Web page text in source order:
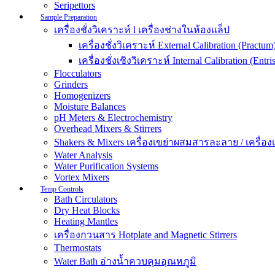
Seripettors
Sample Preparation
เครื่องชั่งวิเคราะห์ l เครื่องช่างในห้องแล็ป
เครื่องชั่งวิเคราะห์ External Calibration
เครื่องชั่งเชิงวิเคราะห์ Internal Calibration
Flocculators
Grinders
Homogenizers
Moisture Balances
pH Meters & Electrochemistry
Overhead Mixers & Stirrers
Shakers & Mixers เครื่องเขย่าผสมสารละลาย / เครื่อง
Water Analysis
Water Purification Systems
Vortex Mixers
Temp Controls
Bath Circulators
Dry Heat Blocks
Heating Mantles
เครื่องกวนสาร Hotplate and Magnetic Stirrers
Thermostats
Water Bath อ่างน้ำควบคุมอุณหภูมิ